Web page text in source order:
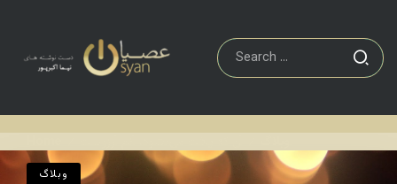
وبلاگ